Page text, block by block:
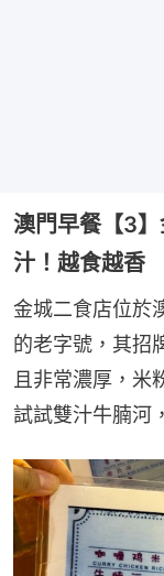
澳門早餐【3
汁！越食越香
金城二食店位於
的老字號，其招
且非常濃厚，米
試試雙汁牛腩河